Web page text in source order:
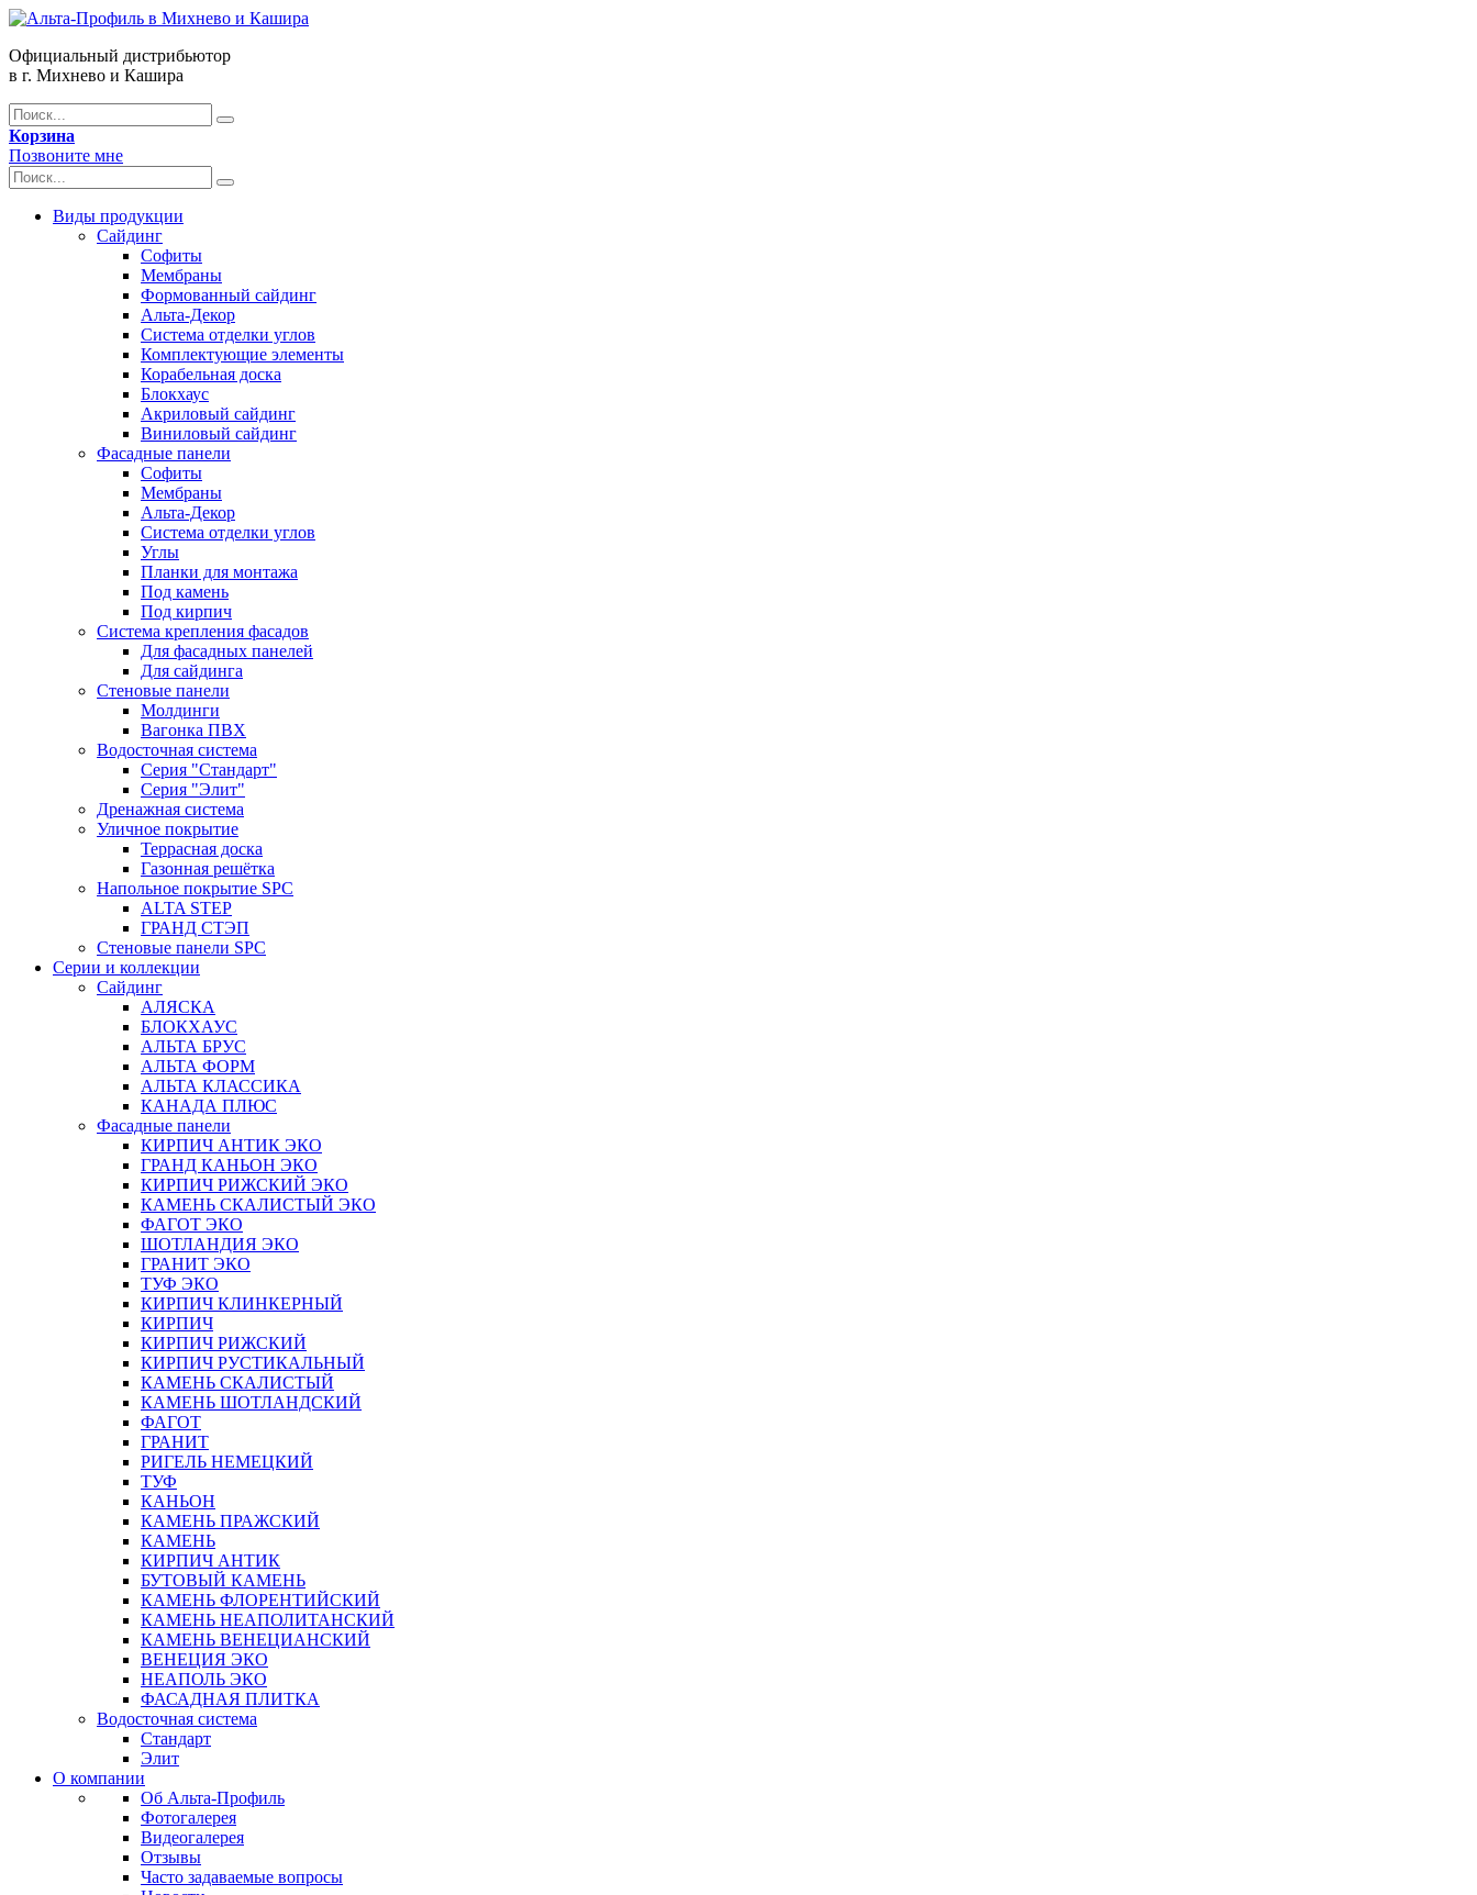
Официальный дистрибьютор
в г. Михнево и Кашира
Корзина
Позвоните мне
Виды продукции
Сайдинг
Софиты
Мембраны
Формованный сайдинг
Альта-Декор
Система отделки углов
Комплектующие элементы
Корабельная доска
Блокхаус
Акриловый сайдинг
Виниловый сайдинг
Фасадные панели
Софиты
Мембраны
Альта-Декор
Система отделки углов
Углы
Планки для монтажа
Под камень
Под кирпич
Система крепления фасадов
Для фасадных панелей
Для сайдинга
Стеновые панели
Молдинги
Вагонка ПВХ
Водосточная система
Серия "Стандарт"
Серия "Элит"
Дренажная система
Уличное покрытие
Террасная доска
Газонная решётка
Напольное покрытие SPC
ALTA STEP
ГРАНД СТЭП
Стеновые панели SPC
Серии и коллекции
Сайдинг
АЛЯСКА
БЛОКХАУС
АЛЬТА БРУС
АЛЬТА ФОРМ
АЛЬТА КЛАССИКА
КАНАДА ПЛЮС
Фасадные панели
КИРПИЧ АНТИК ЭКО
ГРАНД КАНЬОН ЭКО
КИРПИЧ РИЖСКИЙ ЭКО
КАМЕНЬ СКАЛИСТЫЙ ЭКО
ФАГОТ ЭКО
ШОТЛАНДИЯ ЭКО
ГРАНИТ ЭКО
ТУФ ЭКО
КИРПИЧ КЛИНКЕРНЫЙ
КИРПИЧ
КИРПИЧ РИЖСКИЙ
КИРПИЧ РУСТИКАЛЬНЫЙ
КАМЕНЬ СКАЛИСТЫЙ
КАМЕНЬ ШОТЛАНДСКИЙ
ФАГОТ
ГРАНИТ
РИГЕЛЬ НЕМЕЦКИЙ
ТУФ
КАНЬОН
КАМЕНЬ ПРАЖСКИЙ
КАМЕНЬ
КИРПИЧ АНТИК
БУТОВЫЙ КАМЕНЬ
КАМЕНЬ ФЛОРЕНТИЙСКИЙ
КАМЕНЬ НЕАПОЛИТАНСКИЙ
КАМЕНЬ ВЕНЕЦИАНСКИЙ
ВЕНЕЦИЯ ЭКО
НЕАПОЛЬ ЭКО
ФАСАДНАЯ ПЛИТКА
Водосточная система
Стандарт
Элит
О компании
Об Альта-Профиль
Фотогалерея
Видеогалерея
Отзывы
Часто задаваемые вопросы